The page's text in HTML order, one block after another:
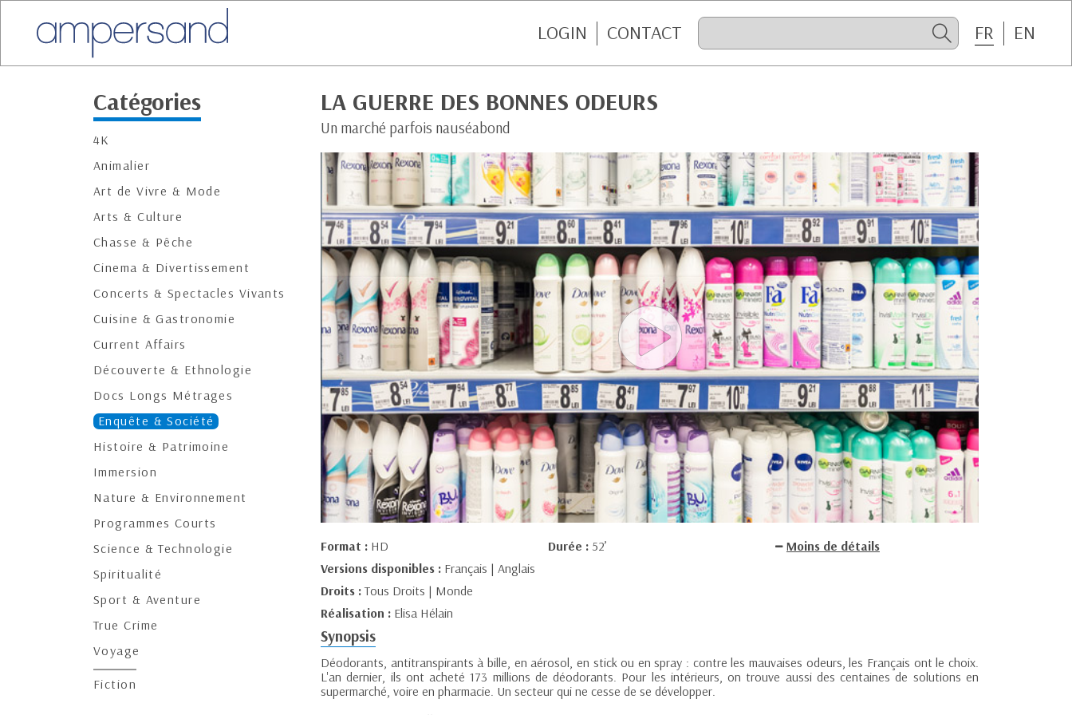
LOGIN CONTACT FR EN
Catégories
4K
Animalier
Art de Vivre & Mode
Arts & Culture
Chasse & Pêche
Cinema & Divertissement
Concerts & Spectacles Vivants
Cuisine & Gastronomie
Current Affairs
Découverte & Ethnologie
Docs Longs Métrages
Enquête & Société
Histoire & Patrimoine
Immersion
Nature & Environnement
Programmes Courts
Science & Technologie
Spiritualité
Sport & Aventure
True Crime
Voyage
Fiction
LA GUERRE DES BONNES ODEURS
Un marché parfois nauséabond
Format : HD Durée : 52’
Moins de détails
Versions disponibles : Français | Anglais
Droits :Tous Droits | Monde
Réalisation : Elisa Hélain
Synopsis
Déodorants, antitranspirants à bille, en aérosol, en stick ou en spray : contre les mauvaises odeurs, les Français ont le choix.
L'an dernier, ils ont acheté 173 millions de déodorants. Pour les intérieurs, on trouve aussi des centaines de solutions en
supermarché, voire en pharmacie. Un secteur qui ne cesse de se développer.